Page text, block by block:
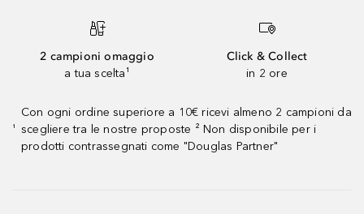
2 campioni omaggio
a tua scelta¹
Click & Collect
in 2 ore
¹
Con ogni ordine superiore a 10€ ricevi almeno 2 campioni da
scegliere tra le nostre proposte ² Non disponibile per i
prodotti contrassegnati come "Douglas Partner"